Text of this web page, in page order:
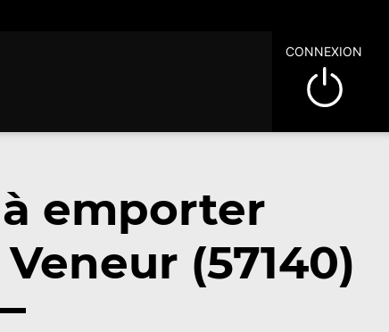
CONNEXION
emporter
(57140)